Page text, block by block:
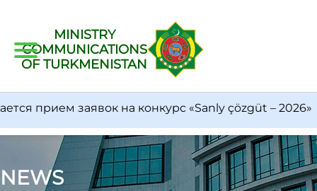
MINISTRY
COMMUNICATIONS
OF TURKMENISTAN
прием заявок на конкурс «Sanly çözgüt – 2026»
NEWS